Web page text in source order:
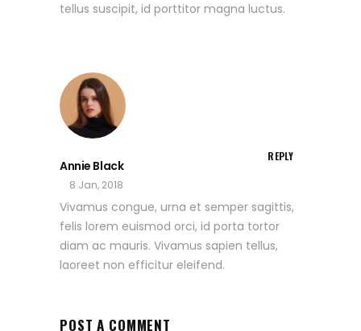
tellus suscipit, id porttitor magna luctus.
REPLY
Annie Black
8 Jan, 2018
Vivamus congue, urna et semper sagittis,
felis lorem euismod orci, id porta tortor
diam ac mauris. Vivamus sapien tellus,
laoreet non efficitur eleifend.
POST A COMMENT